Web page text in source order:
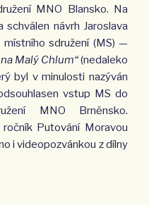
MNO Blansko. Na
schválen návrh Jaroslava
místního sdružení (MS) —
Malý Chlum“(nedaleko
byl v minulosti nazýván
vstup MS do
MNO Brněnsko.
Putování Moravou
i videopozvánkou z dílny